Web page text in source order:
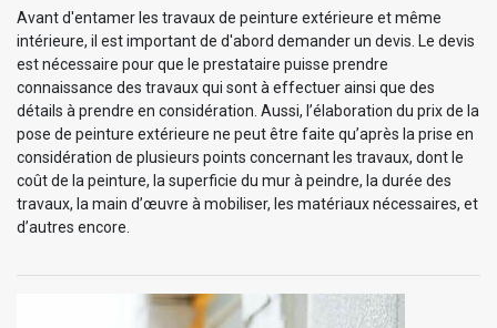
Avant d'entamer les travaux de peinture extérieure et même
intérieure, il est important de d'abord demander un devis. Le devis
est nécessaire pour que le prestataire puisse prendre
connaissance des travaux qui sont à effectuer ainsi que des
détails à prendre en considération. Aussi, l’élaboration du prix de la
pose de peinture extérieure ne peut être faite qu’après la prise en
considération de plusieurs points concernant les travaux, dont le
coût de la peinture, la superficie du mur à peindre, la durée des
travaux, la main d’œuvre à mobiliser, les matériaux nécessaires, et
d’autres encore.